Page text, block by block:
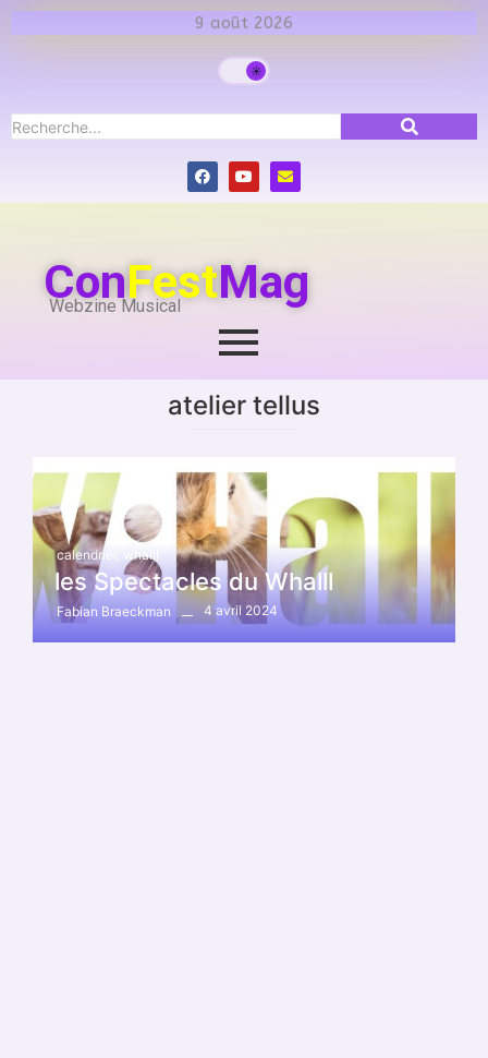
9 août 2026
ConFestMag
Webzine Musical
atelier tellus
calendrier whalll
les Spectacles du Whalll
Fabian Braeckman 4 avril 2024